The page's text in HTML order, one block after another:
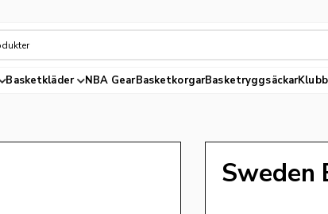
Basketkläder NBA GearBasketkorgarBasketryggsäckar
Sweden